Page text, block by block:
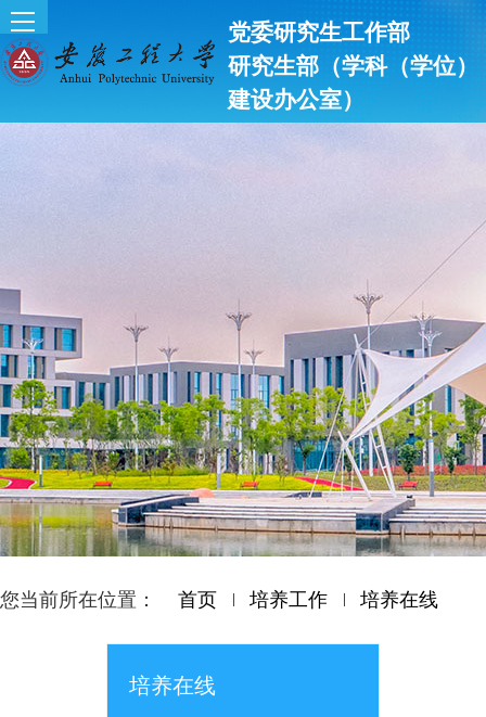
党委研究生工作部
研究生部（学科（学位）
建设办公室）
您当前所在位置： 首页 培养工作 培养在线
培养在线